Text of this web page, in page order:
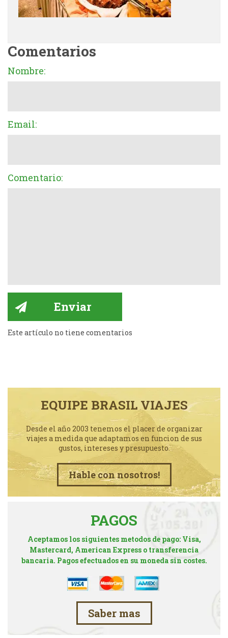
Comentarios
Nombre:
Email:
Comentario:
Este artículo no tiene comentarios
EQUIPE BRASIL VIAJES
Desde el año 2003 tenemos el placer de organizar
viajes a medida que adaptamos en funcion de sus
gustos, intereses y presupuesto.
Hable con nosotros!
PAGOS
Aceptamos los siguientes metodos de pago: Visa,
Mastercard, American Express o transferencia
bancaria. Pagos efectuados en su moneda sin costes.
Saber mas